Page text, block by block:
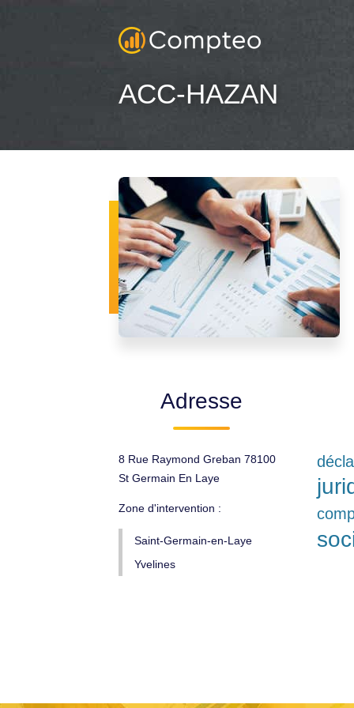
ACC-HAZAN
Adresse
8 Rue Raymond Greban 78100
St Germain En Laye
Zone d'intervention :
Saint-Germain-en-Laye
Yvelines